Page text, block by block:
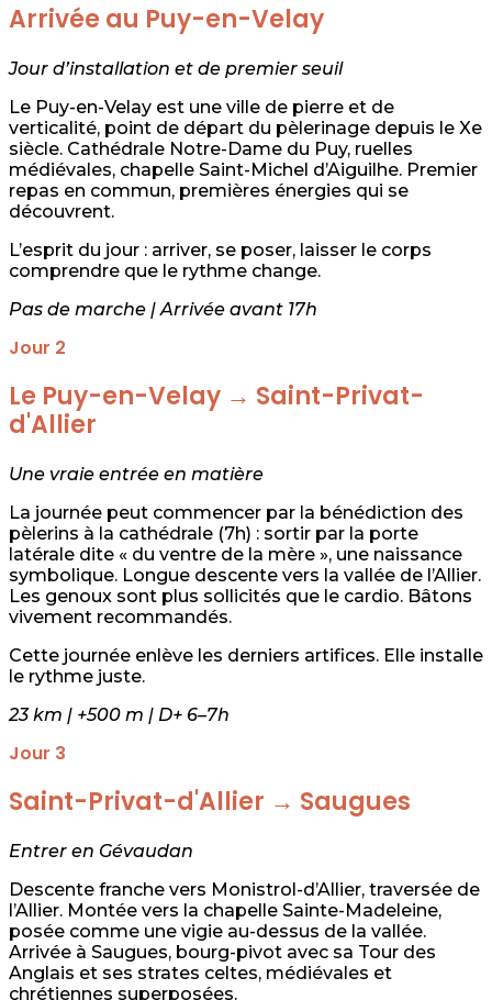
Arrivée au Puy-en-Velay
Jour d’installation et de premier seuil
Le Puy-en-Velay est une ville de pierre et de
verticalité, point de départ du pèlerinage depuis le Xe
siècle. Cathédrale Notre-Dame du Puy, ruelles
médiévales, chapelle Saint-Michel d’Aiguilhe. Premier
repas en commun, premières énergies qui se
découvrent.
L’esprit du jour : arriver, se poser, laisser le corps
comprendre que le rythme change.
Pas de marche | Arrivée avant 17h
Jour 2
Le Puy-en-Velay → Saint-Privat-
d'Allier
Une vraie entrée en matière
La journée peut commencer par la bénédiction des
pèlerins à la cathédrale (7h) : sortir par la porte
latérale dite « du ventre de la mère », une naissance
symbolique. Longue descente vers la vallée de l’Allier.
Les genoux sont plus sollicités que le cardio. Bâtons
vivement recommandés.
Cette journée enlève les derniers artifices. Elle installe
le rythme juste.
23 km | +500 m | D+ 6–7h
Jour 3
Saint-Privat-d'Allier → Saugues
Entrer en Gévaudan
Descente franche vers Monistrol-d’Allier, traversée de
l’Allier. Montée vers la chapelle Sainte-Madeleine,
posée comme une vigie au-dessus de la vallée.
Arrivée à Saugues, bourg-pivot avec sa Tour des
Anglais et ses strates celtes, médiévales et
chrétiennes superposées.